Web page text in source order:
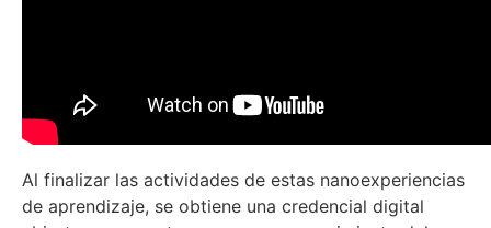
Al finalizar las actividades de estas nanoexperiencias
de aprendizaje, se obtiene una credencial digital